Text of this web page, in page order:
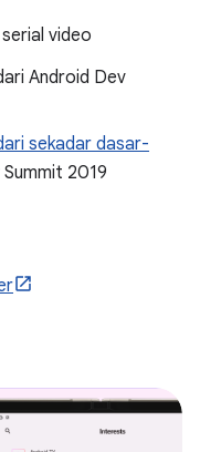
video
Android Dev
sekadar dasar-
2019